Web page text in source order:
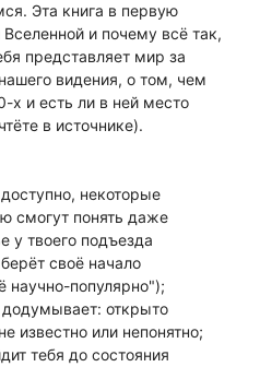
Эта книга в первую
и почему всё так,
представляет мир за
видения, о том, чем
х и есть ли в ней место
в источнике).
некоторые
смогут понять даже
у твоего подъезда
своё начало
научно-популярно");
открыто
известно или непонятно;
тебя до состояния